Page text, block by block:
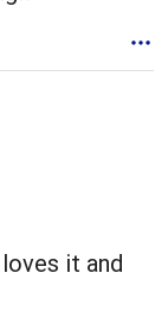
it and